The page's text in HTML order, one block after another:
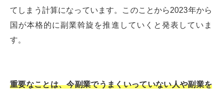
てしまう計算になっています。このことから2023年から
国が本格的に副業斡旋を推進していくと発表していま
す。
重要なことは、今副業でうまくいっていない人や副業を